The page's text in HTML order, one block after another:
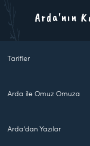
Arda'nın
Tarifler
Arda ile Omuz Omuza
Arda'dan Yazılar